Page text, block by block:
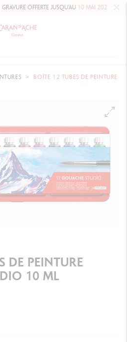
OFFERTE JUSQU'AU10 MAI 2026 INCLUS
BOÎTE 12 TUBES DE PEINTURE
DE PEINTURE
10 ML